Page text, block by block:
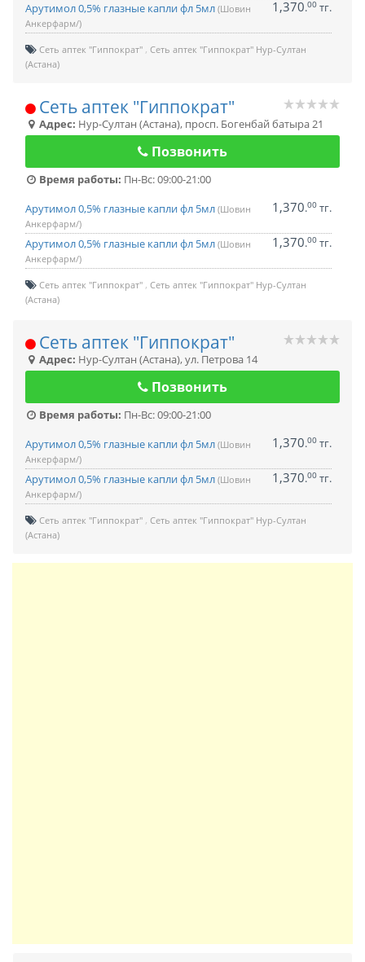
Арутимол 0,5% глазные капли фл 5мл (Шовин
Анкерфарм/)
1,370.00 тг.
Сеть аптек "Гиппократ" Сеть аптек "Гиппократ" Нур-Султан
(Астана)
Сеть аптек "Гиппократ"
Адрес: Нур-Султан (Астана), просп. Богенбай батыра 21
Позвонить
Время работы: Пн-Вс: 09:00-21:00
Арутимол 0,5% глазные капли фл 5мл (Шовин
Анкерфарм/)
1,370.00 тг.
Арутимол 0,5% глазные капли фл 5мл (Шовин
Анкерфарм/)
1,370.00 тг.
Сеть аптек "Гиппократ" Сеть аптек "Гиппократ" Нур-Султан
(Астана)
Сеть аптек "Гиппократ"
Адрес: Нур-Султан (Астана),ул. Петрова 14
Позвонить
Время работы: Пн-Вс: 09:00-21:00
Арутимол 0,5% глазные капли фл 5мл (Шовин
Анкерфарм/)
1,370.00 тг.
Арутимол 0,5% глазные капли фл 5мл (Шовин
Анкерфарм/)
1,370.00 тг.
Сеть аптек "Гиппократ" Сеть аптек "Гиппократ" Нур-Султан
(Астана)